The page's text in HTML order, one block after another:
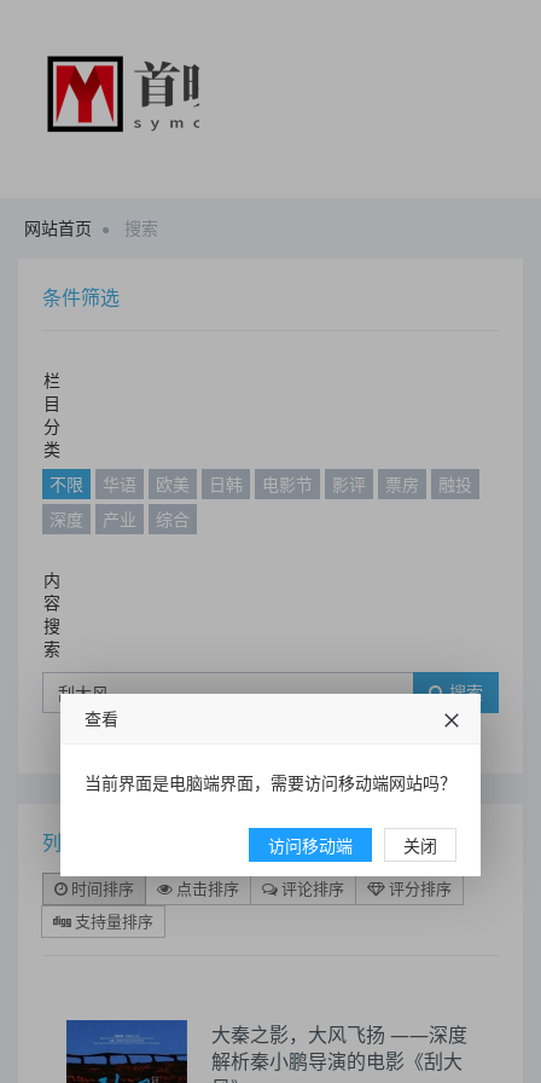
网站首页 搜索
条件筛选
栏
目
分
类
不限
华语 欧美 日韩 电影节 影评 票房
融投
深度
产业 综合
内
容
搜
索
搜索
列表
时间排序 点击排序 评论排序
评分排序
支持量排序
大秦之影，大风飞扬 ——深度
解析秦小鹏导演的电影《刮大
查看
当前界面是电脑端界面，需要访问移动端网站吗？
访问移动端 关闭